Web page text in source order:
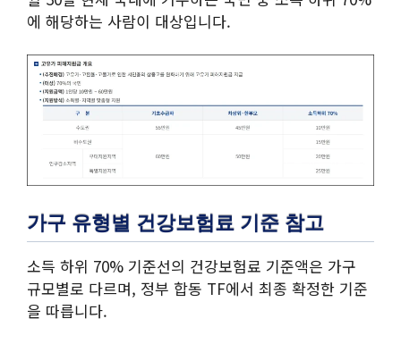
에 해당하는 사람이 대상입니다.
가구 유형별 건강보험료 기준 참고
소득 하위 70% 기준선의 건강보험료 기준액은 가구
규모별로 다르며, 정부 합동 TF에서 최종 확정한 기준
을 따릅니다.